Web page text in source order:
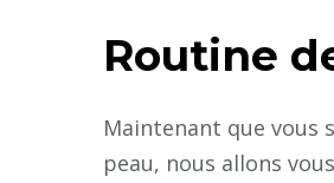
Routine
Maintenant que vous
peau, nous allons